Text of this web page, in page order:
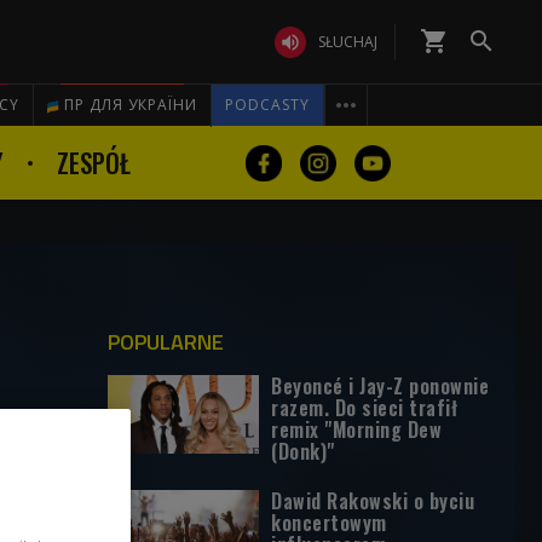
 SŁUCHAJ shopping_cart 
ПР ДЛЯ УКРАЇНИ PODCASTY 
ZESPÓŁ
POPULARNE
Beyoncé i Jay-Z ponownie
razem. Do sieci trafił
remix "Morning Dew
(Donk)"
Dawid Rakowski o byciu
koncertowym